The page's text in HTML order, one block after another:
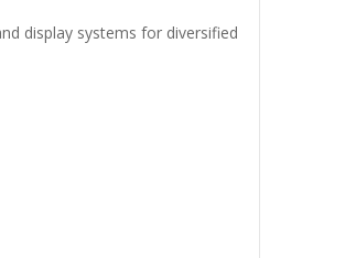
display systems for diversified